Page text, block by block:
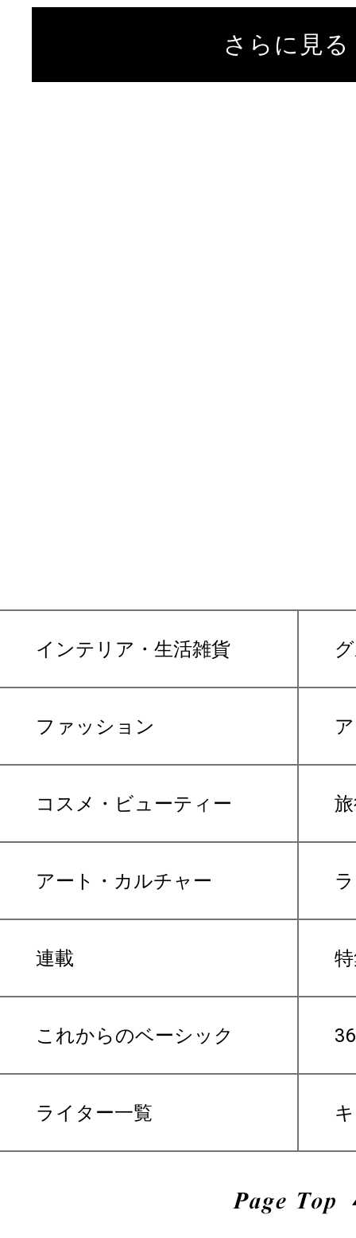
さらに見る
インテリア・生活雑貨
ファッション
コスメ・ビューティー
アート・カルチャー
連載
これからのベーシック
ライター一覧